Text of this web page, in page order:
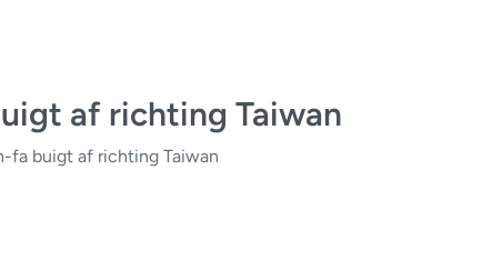
af richting Taiwan
fa buigt af richting Taiwan